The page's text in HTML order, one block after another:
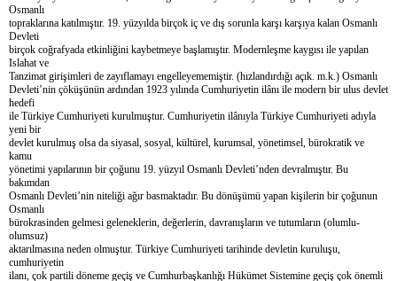
Osmanlı
topraklarına katılmıştır. 19. yüzyılda birçok iç ve dış sorunla karşı karşıya kalan Osmanlı
Devleti
birçok coğrafyada etkinliğini kaybetmeye başlamıştır. Modernleşme kaygısı ile yapılan
Islahat ve
Tanzimat girişimleri de zayıflamayı engelleyememiştir. (hızlandırdığı açık. m.k.) Osmanlı
Devleti’nin çöküşünün ardından 1923 yılında Cumhuriyetin ilânı ile modern bir ulus devlet
hedefi
ile Türkiye Cumhuriyeti kurulmuştur. Cumhuriyetin ilânıyla Türkiye Cumhuriyeti adıyla
yeni bir
devlet kurulmuş olsa da siyasal, sosyal, kültürel, kurumsal, yönetimsel, bürokratik ve
kamu
yönetimi yapılarının bir çoğunu 19. yüzyıl Osmanlı Devleti’nden devralmıştır. Bu
bakımdan
Osmanlı Devleti’nin niteliği ağır basmaktadır. Bu dönüşümü yapan kişilerin bir çoğunun
Osmanlı
bürokrasinden gelmesi geleneklerin, değerlerin, davranışların ve tutumların (olumlu-
olumsuz)
aktarılmasına neden olmuştur. Türkiye Cumhuriyeti tarihinde devletin kuruluşu,
cumhuriyetin
ilanı, çok partili döneme geçiş ve Cumhurbaşkanlığı Hükümet Sistemine geçiş çok önemli